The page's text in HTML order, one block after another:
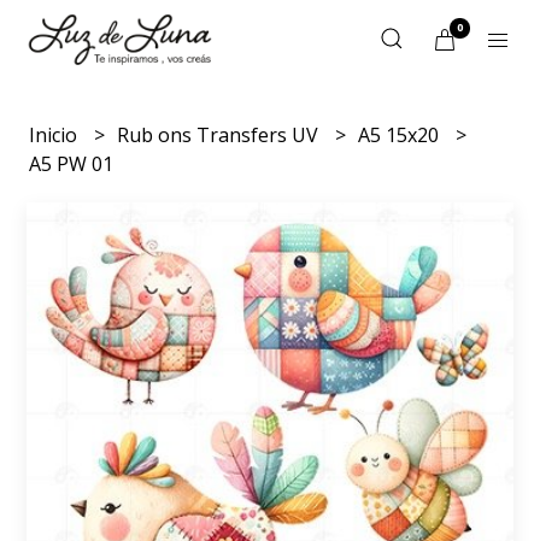
0
Inicio Rub ons Transfers UV
A5 15x20
A5 PW 01